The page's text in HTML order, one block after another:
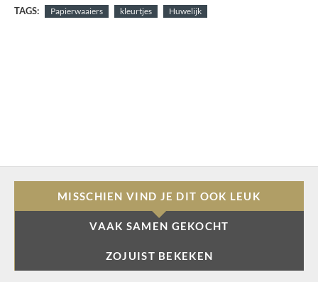
TAGS: Papierwaaiers kleurtjes Huwelijk
MISSCHIEN VIND JE DIT OOK LEUK
VAAK SAMEN GEKOCHT
ZOJUIST BEKEKEN